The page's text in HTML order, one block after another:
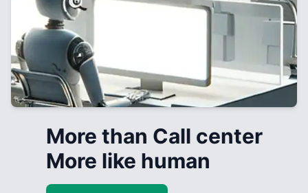
More than Call center
More like human